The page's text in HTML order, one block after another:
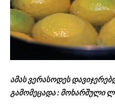
ამას ვერასოდეს
გამომეცადა : მოხარშული